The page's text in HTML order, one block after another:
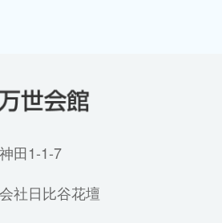
田1-1-7
社日比谷花壇